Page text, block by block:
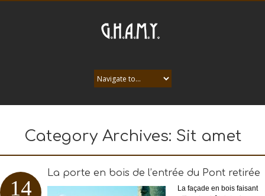
Category Archives: Sit amet
14
La porte en bois de l’entrée du Pont retirée
La façade en bois faisant